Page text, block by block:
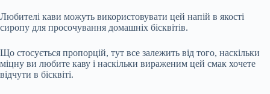
Любителі кави можуть використовувати цей напій в якості
сиропу для просочування домашніх бісквітів.
Що стосується пропорцій, тут все залежить від того, наскільки
міцну ви любите каву і наскільки вираженим цей смак хочете
відчути в бісквіті.